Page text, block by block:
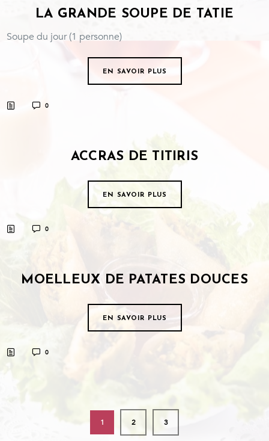
LA GRANDE SOUPE DE TATIE
Soupe du jour (1 personne)
EN SAVOIR PLUS
0
ACCRAS DE TITIRIS
EN SAVOIR PLUS
0
MOELLEUX DE PATATES DOUCES
EN SAVOIR PLUS
0
1 2 3